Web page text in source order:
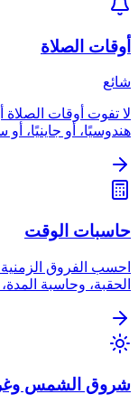
أوقات الصلاة
شائع
لا تفوت أوقات الصلاة
هندوسيًا، أو جاينيًا، أو
حاسبات الوقت
احسب الفروق الزمنية
الحقبة، وحاسبة
شروق الشمس